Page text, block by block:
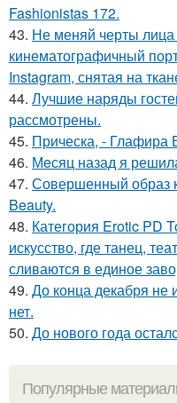
Fashionistas 172.
43. Не меняй черты лица
кинематографичный
Instagram, снятая на
44. Лучшие наряды
рассмотрены.
45. Прическа, - Глафира
46. Мeсяц назад я
47. Совершенный образ
Beauty.
48. Категория Erotic PD
искусство, где танец,
сливаются в единое
49. До конца декабря не
нет.
50. До нового года
Популярные